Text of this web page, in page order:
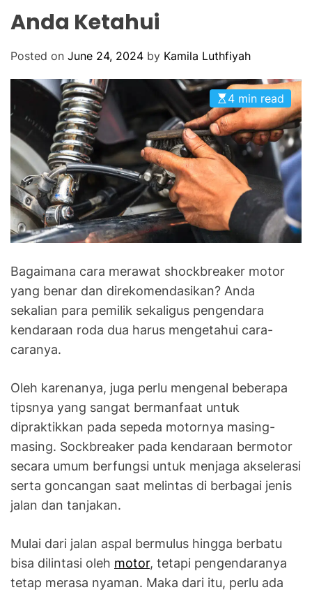
O
Anda Ketahui
Posted on June 24, 2024 by Kamila Luthfiyah
4 min read
Bagaimana cara merawat shockbreaker motor
yang benar dan direkomendasikan? Anda
sekalian para pemilik sekaligus pengendara
kendaraan roda dua harus mengetahui cara-
caranya.
Oleh karenanya, juga perlu mengenal beberapa
tipsnya yang sangat bermanfaat untuk
dipraktikkan pada sepeda motornya masing-
masing. Sockbreaker pada kendaraan bermotor
secara umum berfungsi untuk menjaga akselerasi
serta goncangan saat melintas di berbagai jenis
jalan dan tanjakan.
Mulai dari jalan aspal bermulus hingga berbatu
bisa dilintasi oleh motor, tetapi pengendaranya
tetap merasa nyaman. Maka dari itu, perlu ada